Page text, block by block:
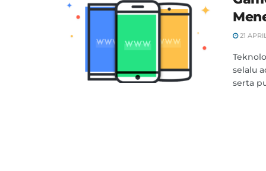
21
selalu
serta